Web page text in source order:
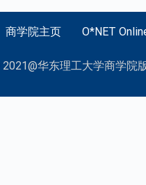
商学院主页 O*NET
华东理工大学商学院